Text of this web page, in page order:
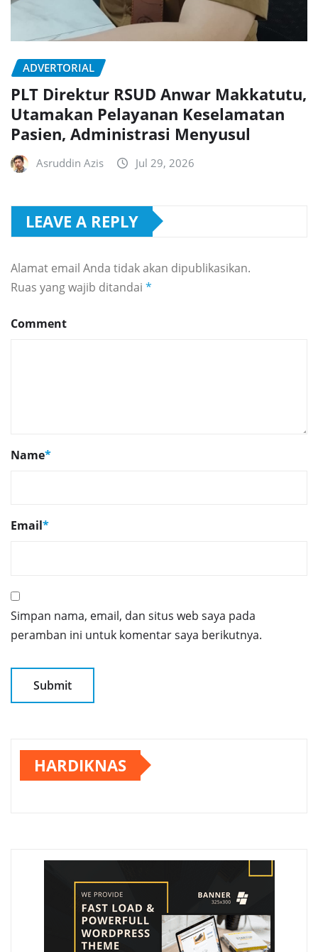
ADVERTORIAL
PLT Direktur RSUD Anwar Makkatutu,
Utamakan Pelayanan Keselamatan
Pasien, Administrasi Menyusul
Asruddin Azis Jul 29, 2026
LEAVE A REPLY
Alamat email Anda tidak akan dipublikasikan.
Ruas yang wajib ditandai *
Comment
Name*
Email*
Simpan nama, email, dan situs web saya pada
peramban ini untuk komentar saya berikutnya.
HARDIKNAS